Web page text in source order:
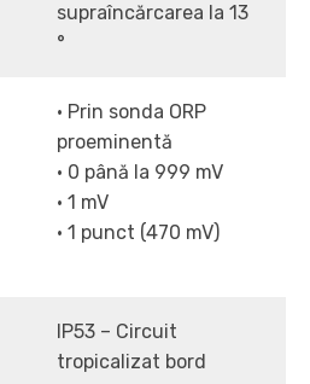
supraîncărcarea la 13
°
• Prin sonda ORP
proeminentă
• 0 până la 999 mV
• 1 mV
• 1 punct (470 mV)
IP53 – Circuit
tropicalizat bord